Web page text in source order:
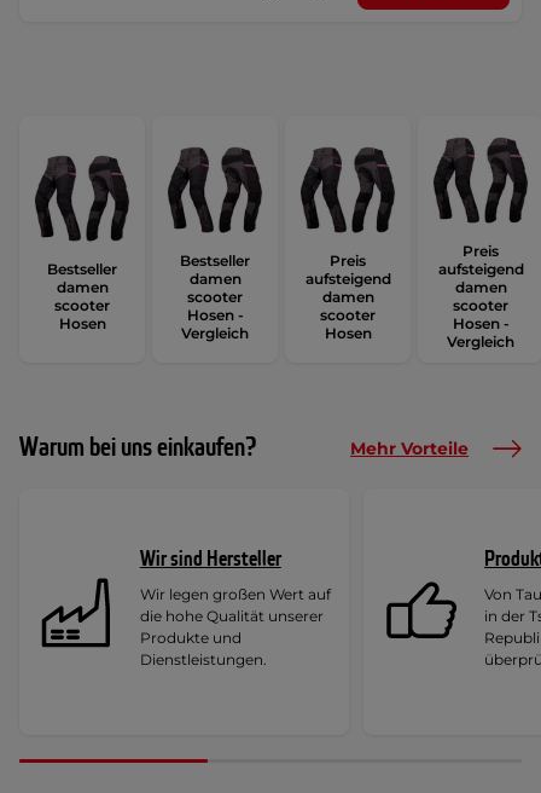
Bestseller
damen
scooter
Hosen
Bestseller
damen
scooter
Hosen -
Vergleich
Preis
aufsteigend
damen
scooter
Hosen
Preis
aufsteigend
damen
scooter
Hosen -
Vergleich
Warum bei uns einkaufen? Mehr Vorteile
Wir sind Hersteller
Wir legen großen Wert auf
die hohe Qualität unserer
Produkte und
Dienstleistungen.
Von
in der